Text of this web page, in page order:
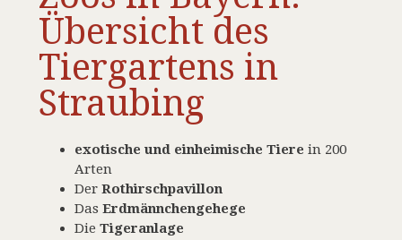
Übersicht des
Tiergartens in
Straubing
exotische und einheimische Tiere in 200
Arten
Der Rothirschpavillon
Das Erdmännchengehege
Die Tigeranlage